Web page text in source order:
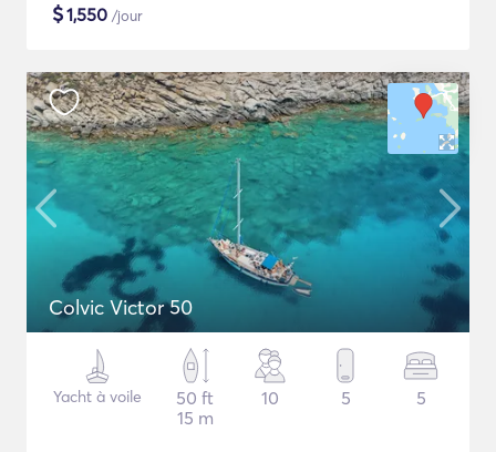
$1,550 /jour
Colvic Victor 50
Yacht à voile
50 ft
15 m
10 5 5